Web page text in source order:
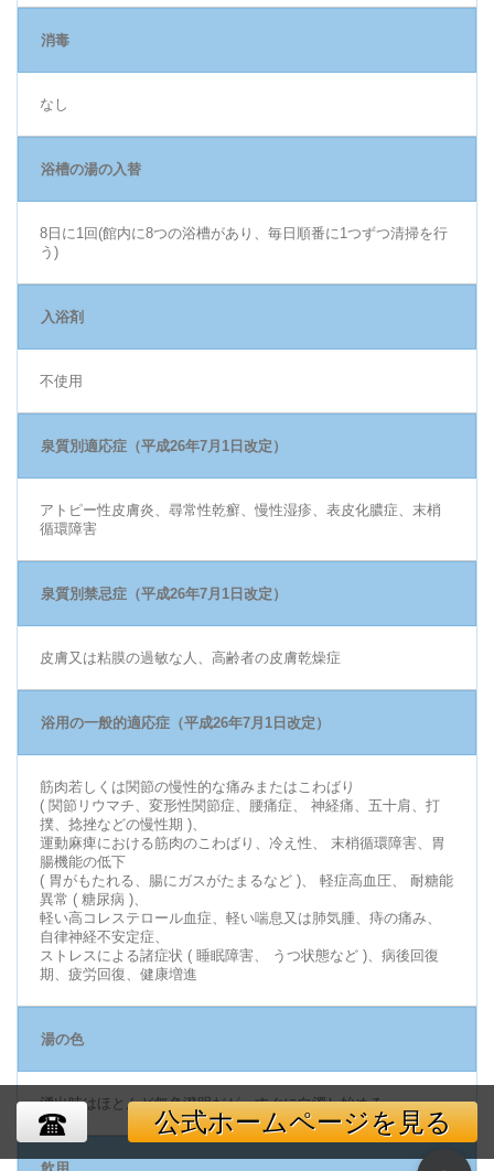
消毒
なし
浴槽の湯の入替
8日に1回(館内に8つの浴槽があり、毎日順番に1つずつ清掃を行
う)
入浴剤
不使用
泉質別適応症（平成26年7月1日改定）
アトピー性皮膚炎、尋常性乾癬、慢性湿疹、表皮化膿症、末梢
循環障害
泉質別禁忌症（平成26年7月1日改定）
皮膚又は粘膜の過敏な人、高齢者の皮膚乾燥症
浴用の一般的適応症（平成26年7月1日改定）
筋肉若しくは関節の慢性的な痛みまたはこわばり
( 関節リウマチ、変形性関節症、腰痛症、 神経痛、五十肩、打
撲、捻挫などの慢性期 )、
運動麻痺における筋肉のこわばり、冷え性、 末梢循環障害、胃
腸機能の低下
( 胃がもたれる、腸にガスがたまるなど )、 軽症高血圧、 耐糖能
異常 ( 糖尿病 )、
軽い高コレステロール血症、軽い喘息又は肺気腫、痔の痛み、
自律神経不安定症、
ストレスによる諸症状 ( 睡眠障害、 うつ状態など )、病後回復
期、疲労回復、健康増進
湯の色
湧出時はほとんど無色澄明だが、すぐに白濁し始める
公式ホームページを見る